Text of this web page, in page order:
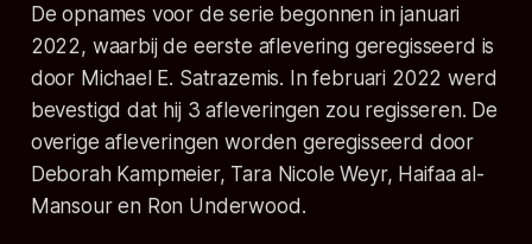
De opnames voor de serie begonnen in januari
2022, waarbij de eerste aflevering geregisseerd is
door Michael E. Satrazemis. In februari 2022 werd
bevestigd dat hij 3 afleveringen zou regisseren. De
overige afleveringen worden geregisseerd door
Deborah Kampmeier, Tara Nicole Weyr, Haifaa al-
Mansour en Ron Underwood.